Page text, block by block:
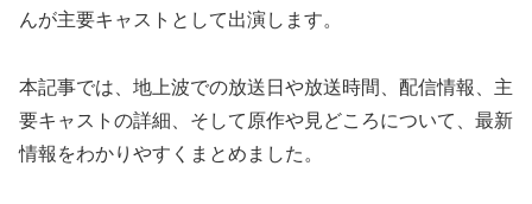
んが主要キャストとして出演します。
本記事では、地上波での放送日や放送時間、配信情報、主
要キャストの詳細、そして原作や見どころについて、最新
情報をわかりやすくまとめました。